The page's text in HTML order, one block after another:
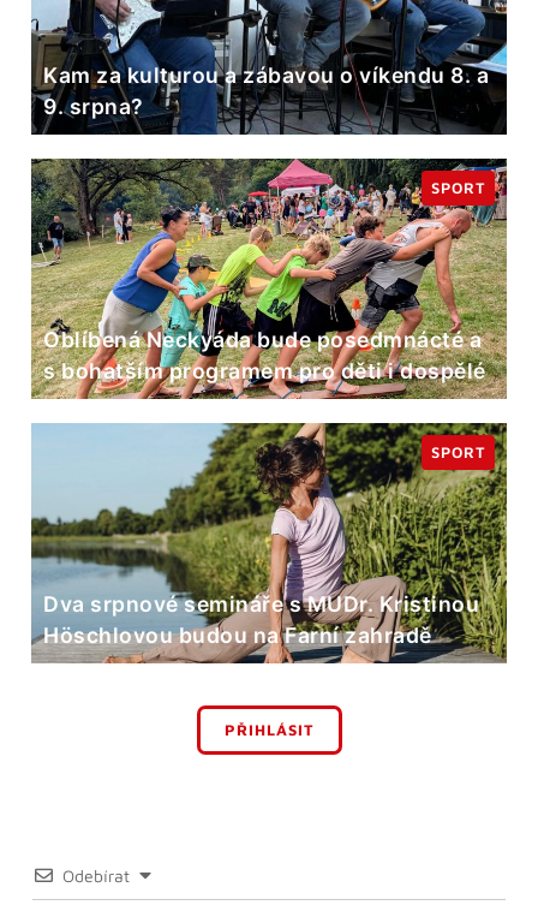
Kam za kulturou a zábavou o víkendu 8. a
9. srpna?
Oblíbená Neckyáda bude posedmnácté a
s bohatším programem pro děti i dospělé
SPORT
Dva srpnové semináře s MUDr. Kristinou
Höschlovou budou na Farní zahradě
SPORT
PŘIHLÁSIT
Odebírat